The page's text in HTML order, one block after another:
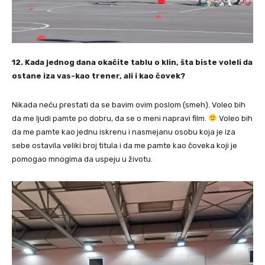
12. Kada jednog dana okačite tablu o klin, šta biste voleli da
ostane iza vas-kao trener, ali i kao čovek?
⁠Nikada neću prestati da se bavim ovim poslom (smeh). Voleo bih
da me ljudi pamte po dobru, da se o meni napravi film.
Voleo bih
da me pamte kao jednu iskrenu i nasmejanu osobu koja je iza
sebe ostavila veliki broj titula i da me pamte kao čoveka koji je
pomogao mnogima da uspeju u životu.